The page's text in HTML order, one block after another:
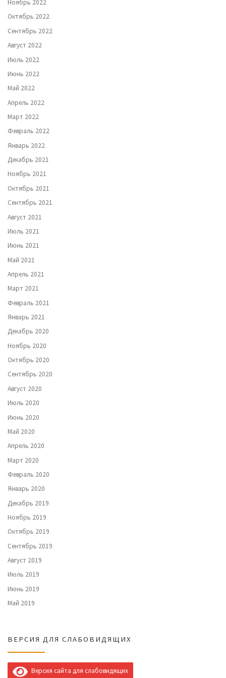
Ноябрь 2022
Октябрь 2022
Сентябрь 2022
Август 2022
Июль 2022
Июнь 2022
Май 2022
Апрель 2022
Март 2022
Февраль 2022
Январь 2022
Декабрь 2021
Ноябрь 2021
Октябрь 2021
Сентябрь 2021
Август 2021
Июль 2021
Июнь 2021
Май 2021
Апрель 2021
Март 2021
Февраль 2021
Январь 2021
Декабрь 2020
Ноябрь 2020
Октябрь 2020
Сентябрь 2020
Август 2020
Июль 2020
Июнь 2020
Май 2020
Апрель 2020
Март 2020
Февраль 2020
Январь 2020
Декабрь 2019
Ноябрь 2019
Октябрь 2019
Сентябрь 2019
Август 2019
Июль 2019
Июнь 2019
Май 2019
ВЕРСИЯ ДЛЯ СЛАБОВИДЯЩИХ
Версия сайта для слабовидящих